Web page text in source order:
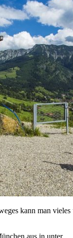
kann man
aus in unter